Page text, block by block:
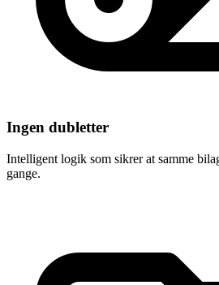
Ingen dubletter
Intelligent logik som sikrer at samme
gange.